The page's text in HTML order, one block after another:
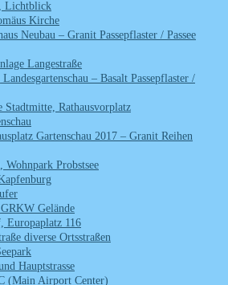
Lichtblick
Kirche
Neubau – Granit Passepflaster / Passee
Langestraße
– Basalt Passepflaster /
Rathausvorplatz
Gartenschau 2017 – Granit Reihen
Probstsee
Gelände
Europaplatz 116
diverse Ortsstraßen
Hauptstrasse
(Main Airport Center)